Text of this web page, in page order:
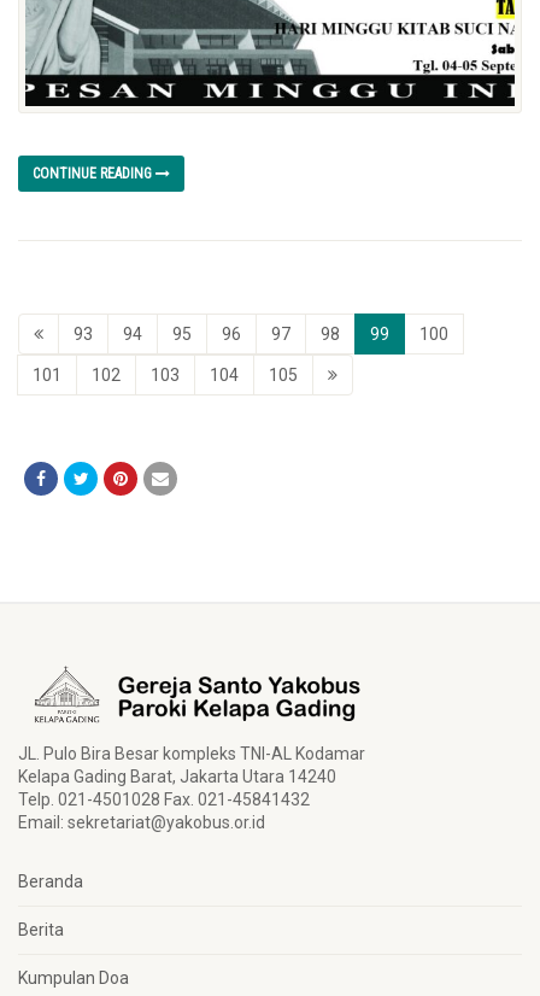
CONTINUE READING
93 94 95 96 97 98 99 100
101 102 103 104 105
JL. Pulo Bira Besar kompleks TNI-AL Kodamar
Kelapa Gading Barat, Jakarta Utara 14240
Telp. 021-4501028 Fax. 021-45841432
Email: sekretariat@yakobus.or.id
Beranda
Berita
Kumpulan Doa